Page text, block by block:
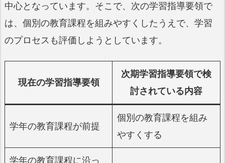
中心となっています。そこで、次の学習指導要領で
は、個別の教育課程を組みやすくしたうえで、学習
のプロセスも評価しようとしています。
現在の学習指導要領
次期学習指導要領で検
討されている内容
学年の教育課程が前提
個別の教育課程を組み
やすくする
学年の教育課程に沿っ